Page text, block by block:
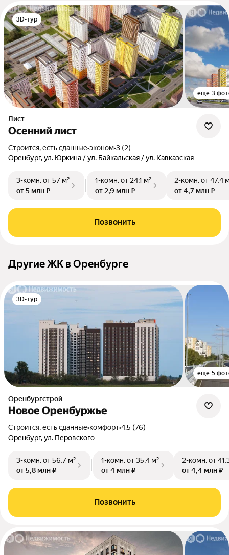
3D-тур
ещё 3
Лист
Осенний лист
Строится, есть сданные•эконом•3 (2)
Оренбург, ул. Юркина / ул. Байкальская / ул. Кавказская
3-комн.от 57 м²
от 5 млн ₽
1-комн.от 24,1 м²
от 2,9 млн ₽
2-комн.от 47,4
от 4,7 млн ₽
Позвонить
Другие ЖК в Оренбурге
3D-тур
ещё 5
Оренбургстрой
Новое Оренбуржье
Строится, есть сданные•комфорт•4.5 (76)
Оренбург, ул. Перовского
3-комн.от 56,7 м²
от 5,8 млн ₽
1-комн.от 35,4 м²
от 4 млн ₽
2-комн.от
от 4,4 млн ₽
Позвонить